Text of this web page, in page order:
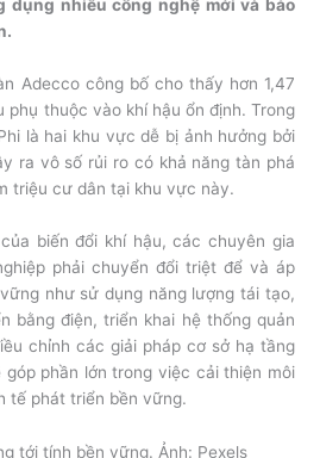
dụng nhiều công nghệ mới và bảo
Adecco công bố cho thấy hơn 1,47
thuộc vào khí hậu ổn định. Trong
là hai khu vực dễ bị ảnh hưởng bởi
ra vô số rủi ro có khả năng tàn phá
triệu cư dân tại khu vực này.
biến đổi khí hậu, các chuyên gia
phải chuyển đổi triệt để và áp
như sử dụng năng lượng tái tạo,
bằng điện, triển khai hệ thống quản
chỉnh các giải pháp cơ sở hạ tầng
phần lớn trong việc cải thiện môi
tế phát triển bền vững.